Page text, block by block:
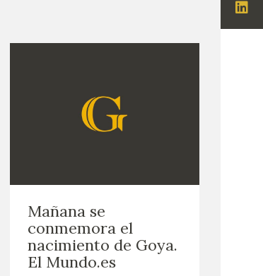
Mañana se
conmemora el
nacimiento de Goya.
El Mundo.es